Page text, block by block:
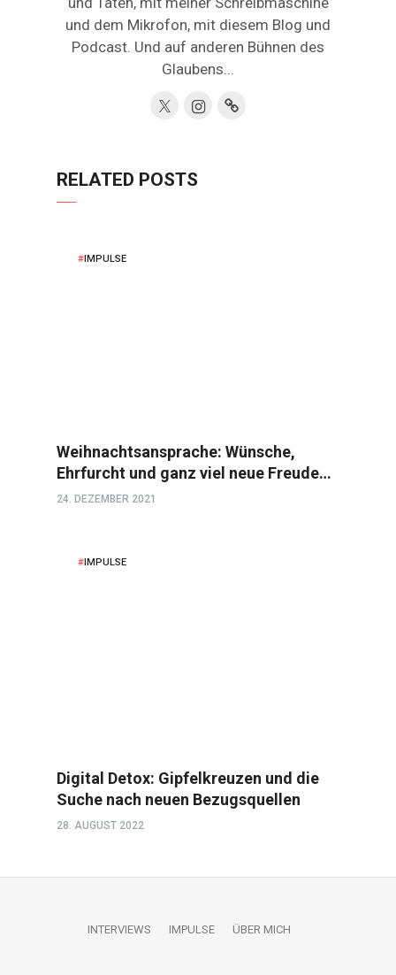
und dem Mikrofon, mit diesem Blog und
Podcast. Und auf anderen Bühnen des
Glaubens...
RELATED POSTS
IMPULSE
Weihnachtsansprache: Wünsche,
Ehrfurcht und ganz viel neue Freude…
24. DEZEMBER 2021
IMPULSE
Digital Detox: Gipfelkreuzen und die
Suche nach neuen Bezugsquellen
28. AUGUST 2022
INTERVIEWS IMPULSE ÜBER MICH